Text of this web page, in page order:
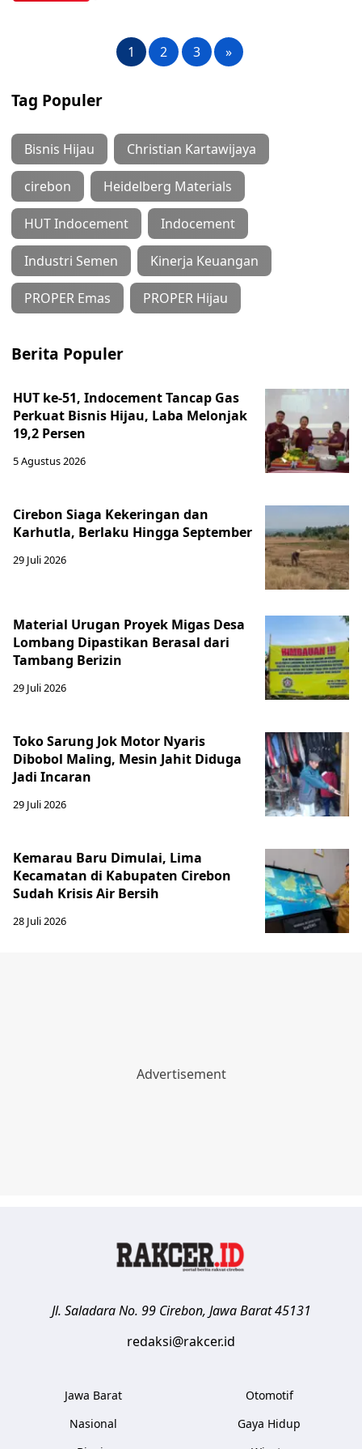
1 2 3 »
Tag Populer
Bisnis Hijau Christian Kartawijaya
cirebon Heidelberg Materials
HUT Indocement Indocement
Industri Semen Kinerja Keuangan
PROPER Emas PROPER Hijau
Berita Populer
HUT ke-51, Indocement Tancap Gas
Perkuat Bisnis Hijau, Laba Melonjak
19,2 Persen
5 Agustus 2026
Cirebon Siaga Kekeringan dan
Karhutla, Berlaku Hingga September
29 Juli 2026
Material Urugan Proyek Migas Desa
Lombang Dipastikan Berasal dari
Tambang Berizin
29 Juli 2026
Toko Sarung Jok Motor Nyaris
Dibobol Maling, Mesin Jahit Diduga
Jadi Incaran
29 Juli 2026
Kemarau Baru Dimulai, Lima
Kecamatan di Kabupaten Cirebon
Sudah Krisis Air Bersih
28 Juli 2026
Jl. Saladara No. 99 Cirebon, Jawa Barat 45131
redaksi@rakcer.id
Jawa Barat
Nasional
Otomotif
Gaya Hidup